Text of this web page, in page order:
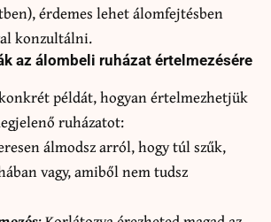
érdemes lehet álomfejtésben
konzultálni.
az álombeli ruházat értelmezésére
példát, hogyan értelmezhetjük
ruházatot:
álmodsz arról, hogy túl szűk,
vagy, amiből nem tudsz